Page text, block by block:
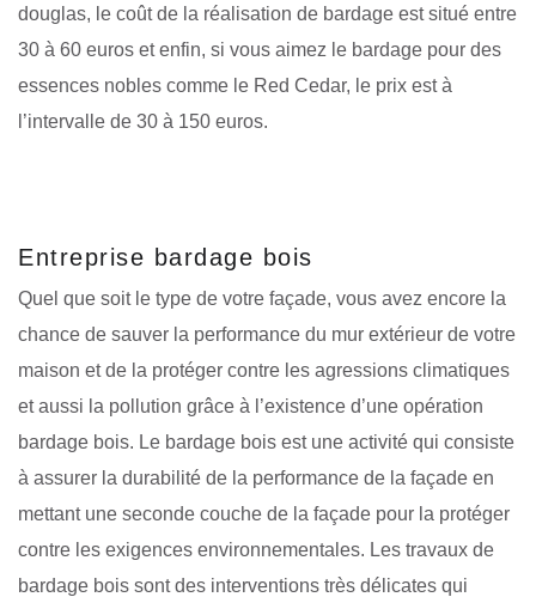
douglas, le coût de la réalisation de bardage est situé entre
30 à 60 euros et enfin, si vous aimez le bardage pour des
essences nobles comme le Red Cedar, le prix est à
l’intervalle de 30 à 150 euros.
Entreprise bardage bois
Quel que soit le type de votre façade, vous avez encore la
chance de sauver la performance du mur extérieur de votre
maison et de la protéger contre les agressions climatiques
et aussi la pollution grâce à l’existence d’une opération
bardage bois. Le bardage bois est une activité qui consiste
à assurer la durabilité de la performance de la façade en
mettant une seconde couche de la façade pour la protéger
contre les exigences environnementales. Les travaux de
bardage bois sont des interventions très délicates qui